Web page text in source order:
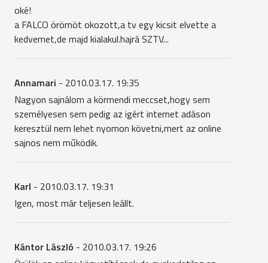
oké!
a FALCO örömöt okozott,a tv egy kicsit elvette a
kedvemet,de majd kialakul.hajrá SZTV...
Annamari - 2010.03.17. 19:35
Nagyon sajnálom a körmendi meccset,hogy sem
személyesen sem pedig az igért internet adáson
keresztül nem lehet nyomon követni,mert az online
sajnos nem működik.
Karl - 2010.03.17. 19:31
Igen, most már teljesen leállt.
Kántor László - 2010.03.17. 19:26